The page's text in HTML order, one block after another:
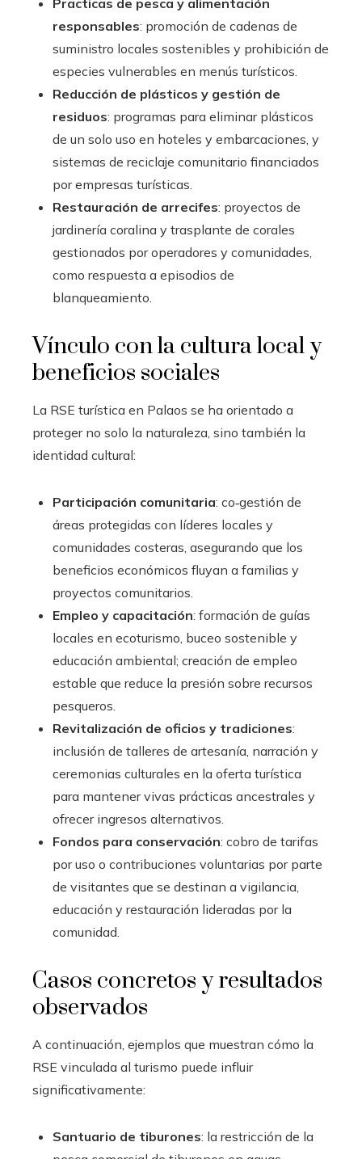
Practicas de pesca y alimentación
responsables: promoción de cadenas de
suministro locales sostenibles y prohibición de
especies vulnerables en menús turísticos.
Reducción de plásticos y gestión de
residuos: programas para eliminar plásticos
de un solo uso en hoteles y embarcaciones, y
sistemas de reciclaje comunitario financiados
por empresas turísticas.
Restauración de arrecifes: proyectos de
jardinería coralina y trasplante de corales
gestionados por operadores y comunidades,
como respuesta a episodios de
blanqueamiento.
Vínculo con la cultura local y
beneficios sociales
La RSE turística en Palaos se ha orientado a
proteger no solo la naturaleza, sino también la
identidad cultural:
Participación comunitaria: co‑gestión de
áreas protegidas con líderes locales y
comunidades costeras, asegurando que los
beneficios económicos fluyan a familias y
proyectos comunitarios.
Empleo y capacitación: formación de guías
locales en ecoturismo, buceo sostenible y
educación ambiental; creación de empleo
estable que reduce la presión sobre recursos
pesqueros.
Revitalización de oficios y tradiciones:
inclusión de talleres de artesanía, narración y
ceremonias culturales en la oferta turística
para mantener vivas prácticas ancestrales y
ofrecer ingresos alternativos.
Fondos para conservación: cobro de tarifas
por uso o contribuciones voluntarias por parte
de visitantes que se destinan a vigilancia,
educación y restauración lideradas por la
comunidad.
Casos concretos y resultados
observados
A continuación, ejemplos que muestran cómo la
RSE vinculada al turismo puede influir
significativamente:
Santuario de tiburones: la restricción de la